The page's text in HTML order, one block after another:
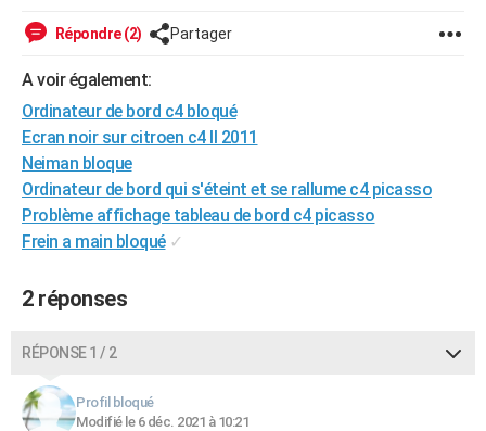
Destinations
City break
Voyage nature
Voyage de noces
Forum
Climat
BONS PLANS
CARTE DE VOEUX
Carte de Noël
Carte Bonne année
Carte Saint-Valentin
Carte Pâques
Carte d'anniversaire
DICTIONNAIRE
COPAINS D'AVANT
S'inscrire
Se connecter
Lycées
Collèges
Primaires
Universités
Entreprises
Service militaire
Avis de recherche
AVIS DE DÉCÈS
FORUM
Répondre (2) Partager
A voir également:
Ordinateur de bord c4 bloqué
Ecran noir sur citroen c4 II 2011
Neiman bloque
Ordinateur de bord qui s'éteint et se rallume c4 picasso
Problème affichage tableau de bord c4 picasso
Frein a main bloqué ✓
2 réponses
RÉPONSE 1 / 2
Profil bloqué
Modifié le 6 déc. 2021 à 10:21